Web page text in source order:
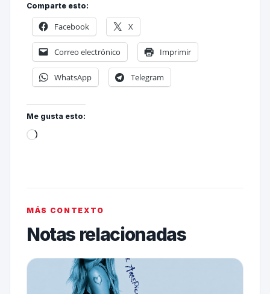
Comparte esto:
Facebook X
Correo electrónico Imprimir
WhatsApp Telegram
Me gusta esto:
MÁS CONTEXTO
Notas relacionadas